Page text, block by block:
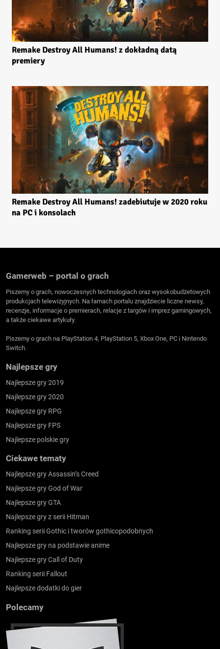
Remake Destroy All Humans! z dokładną datą
premiery
Remake Destroy All Humans! zadebiutuje w 2020 roku
na PC i konsolach
Gamerweb – portal o grach
Piszemy o grach, nowoczesnych technologiach oraz wysokobudżetowych
produkcjach telewizyjnych. Na łamach portalu znajdziecie liczne newsy,
recenzje, informacje o premierach, relacje z targów i imprez gamingowych,
a także ciekawe artykuły.
Piszemy o grach na PlayStation 4, PlayStation 5, Xbox One, PC i Nintendo
Switch.
Najlepsze gry
Najlepsze gry 2019
Najlepsze gry 2020
Najlepsze gry RPG
Najlepsze gry FPS
Najlepsze polskie gry
Ciekawe tematy
Najlepsze gry Assassin’s Creed
Najlepsze gry God of War
Najlepsze gry GTA
Najlepsze gry z serii Hitman
Ranking serii Gothic i tworów gothicopodobnych
Najlepsze gry na podstawie anime
Najlepsze gry Call of Duty
Ranking serii Fallout
Najlepsze dodatki do gier
Polecamy